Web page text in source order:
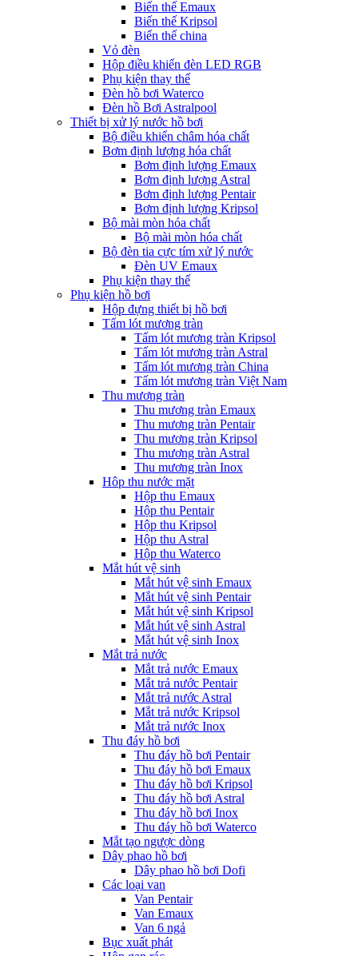
Biến thế Emaux
Biến thế Kripsol
Biến thế china
Vỏ đèn
Hộp điều khiển đèn LED RGB
Phụ kiện thay thế
Đèn hồ bơi Waterco
Đèn hồ Bơi Astralpool
Thiết bị xử lý nước hồ bơi
Bộ điều khiển châm hóa chất
Bơm định lượng hóa chất
Bơm định lượng Emaux
Bơm định lượng Astral
Bơm định lượng Pentair
Bơm định lượng Kripsol
Bộ mài mòn hóa chất
Bộ mài mòn hóa chất
Bộ đèn tia cực tím xử lý nước
Đèn UV Emaux
Phụ kiện thay thế
Phụ kiện hồ bơi
Hộp đựng thiết bị hồ bơi
Tấm lót mương tràn
Tấm lót mương tràn Kripsol
Tấm lót mương tràn Astral
Tấm lót mương tràn China
Tấm lót mương tràn Việt Nam
Thu mương tràn
Thu mương tràn Emaux
Thu mương tràn Pentair
Thu mương tràn Kripsol
Thu mương tràn Astral
Thu mương tràn Inox
Hôp thu nước mặt
Hộp thu Emaux
Hộp thu Pentair
Hộp thu Kripsol
Hộp thu Astral
Hộp thu Waterco
Mắt hút vệ sinh
Mắt hút vệ sinh Emaux
Mắt hút vệ sinh Pentair
Mắt hút vệ sinh Kripsol
Mắt hút vệ sinh Astral
Mắt hút vệ sinh Inox
Mắt trả nước
Mắt trả nước Emaux
Mắt trả nước Pentair
Mắt trả nước Astral
Mắt trả nước Kripsol
Mắt trả nước Inox
Thu đáy hồ bơi
Thu đáy hồ bơi Pentair
Thu đáy hồ bơi Emaux
Thu đáy hồ bơi Kripsol
Thu đáy hồ bơi Astral
Thu đáy hồ bơi Inox
Thu đáy hồ bơi Waterco
Mắt tạo ngược dòng
Dây phao hồ bơi
Dây phao hồ bơi Dofi
Các loại van
Van Pentair
Van Emaux
Van 6 ngả
Bục xuất phát